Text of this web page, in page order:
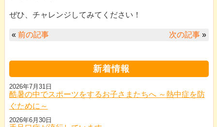
ぜひ、チャレンジしてみてください！
« 前の記事 次の記事 »
新着情報
酷暑の中でスポーツをするお子さまたちへ ～熱中症を防
ぐために～
2026年7月31日
2026年6月30日